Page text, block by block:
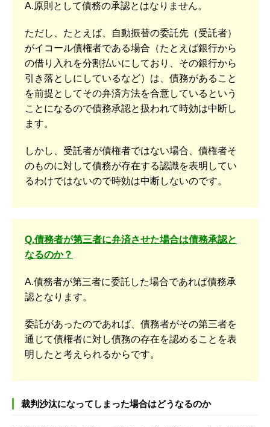
A.原則として債務の承認とはなりません。
ただし、たとえば、自動振替の委託先（受託者）
がイコール債権者である場合（たとえば銀行から
の借り入れを分割払いにしており、その銀行から
引き落としにしているなど）は、債務があること
を前提としてその弁済方法を合意しているという
ことになるので債務承認と扱われて時効は中断し
ます。
しかし、受託者が債権者ではない場合、債権者そ
のものに対して債務が存在する認識を表明してい
るわけではないので時効は中断しないのです。
Q.債務者が第三者に弁済させた場合は債務承認と
なるのか？
A.債務者が第三者に委託した場合であれば債務承
認となります。
委託があったのであれば、債務者がその第三者を
通じて債権者に対し債務の存在を認めることを表
明したと考えられるからです。
裁判沙汰になってしまった場合はどうなるのか